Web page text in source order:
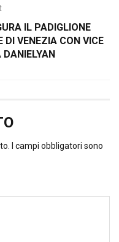
IL PADIGLIONE
DI VENEZIA CON VICE
I campi obbligatori sono